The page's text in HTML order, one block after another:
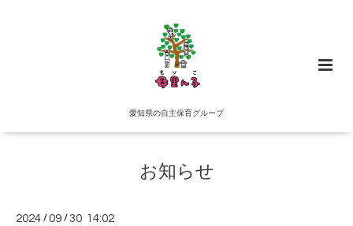
愛知県の自主保育グループ
お知らせ
2024 /09 /30 14:02